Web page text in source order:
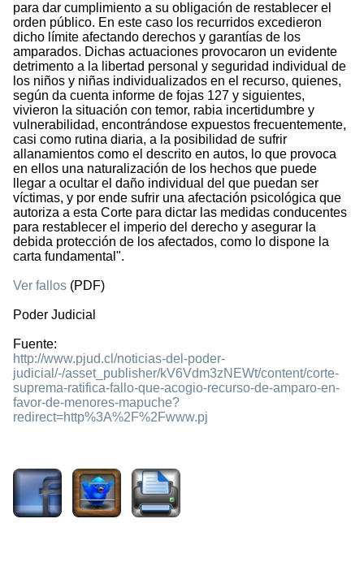
para dar cumplimiento a su obligación de restablecer el
orden público. En este caso los recurridos excedieron
dicho límite afectando derechos y garantías de los
amparados. Dichas actuaciones provocaron un evidente
detrimento a la libertad personal y seguridad individual de
los niños y niñas individualizados en el recurso, quienes,
según da cuenta informe de fojas 127 y siguientes,
vivieron la situación con temor, rabia incertidumbre y
vulnerabilidad, encontrándose expuestos frecuentemente,
casi como rutina diaria, a la posibilidad de sufrir
allanamientos como el descrito en autos, lo que provoca
en ellos una naturalización de los hechos que puede
llegar a ocultar el daño individual del que puedan ser
víctimas, y por ende sufrir una afectación psicológica que
autoriza a esta Corte para dictar las medidas conducentes
para restablecer el imperio del derecho y asegurar la
debida protección de los afectados, como lo dispone la
carta fundamental".
Ver fallos (PDF)
Poder Judicial
Fuente:
http://www.pjud.cl/noticias-del-poder-
judicial/-/asset_publisher/kV6Vdm3zNEWt/content/corte-
suprema-ratifica-fallo-que-acogio-recurso-de-amparo-en-
favor-de-menores-mapuche?
redirect=http%3A%2F%2Fwww.pj